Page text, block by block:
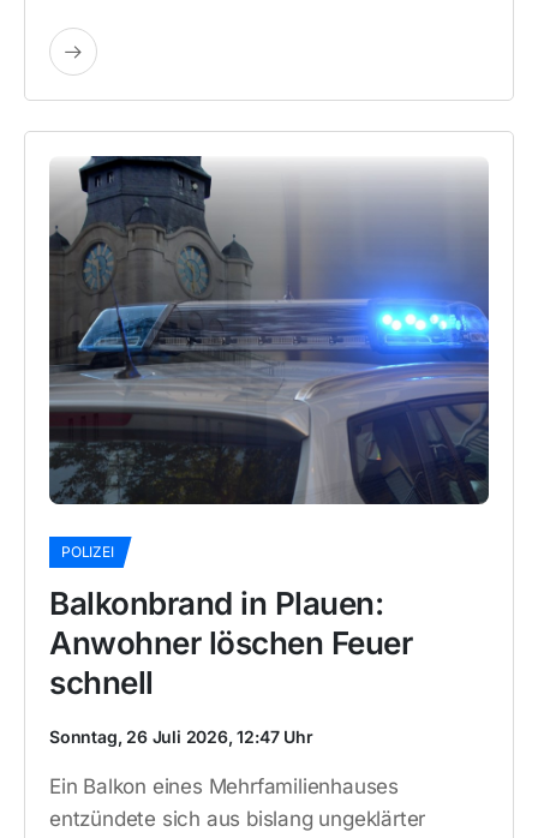
POLIZEI
Balkonbrand in Plauen:
Anwohner löschen Feuer
schnell
Sonntag, 26 Juli 2026, 12:47 Uhr
Ein Balkon eines Mehrfamilienhauses
entzündete sich aus bislang ungeklärter